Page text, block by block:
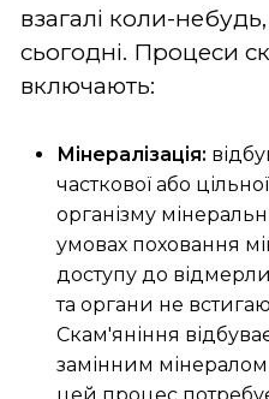
взагалі коли-
сьогодні. Процеси
включають:
Мінералізація:
часткової або
організму
умовах поховання
доступу до
та органи не
Скам'яніння
замінним